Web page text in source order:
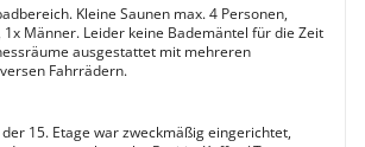
Kleine Saunen max. 4 Personen,
Männer. Leider keine Bademäntel für die Zeit
ausgestattet mit mehreren
Fahrrädern.
15. Etage war zweckmäßig eingerichtet,